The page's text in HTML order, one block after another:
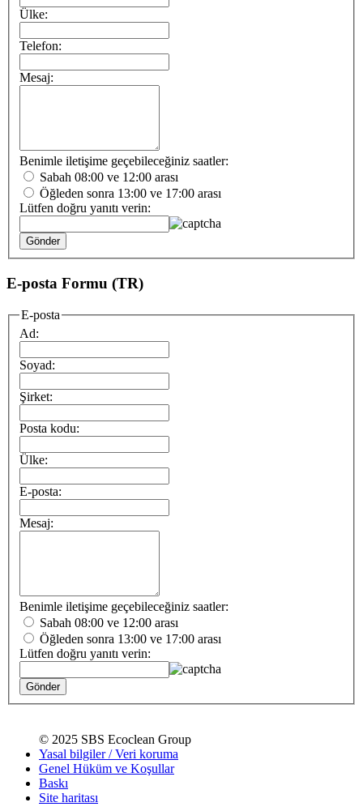
Ülke:
Telefon:
Mesaj:
Benimle iletişime geçebileceğiniz saatler:
Sabah 08:00 ve 12:00 arası
Öğleden sonra 13:00 ve 17:00 arası
Lütfen doğru yanıtı verin:
E-posta Formu (TR)
E-posta
Ad:
Soyad:
Şirket:
Posta kodu:
Ülke:
E-posta:
Mesaj:
Benimle iletişime geçebileceğiniz saatler:
Sabah 08:00 ve 12:00 arası
Öğleden sonra 13:00 ve 17:00 arası
Lütfen doğru yanıtı verin:
© 2025 SBS Ecoclean Group
Yasal bilgiler / Veri koruma
Genel Hüküm ve Koşullar
Baskı
Site haritası